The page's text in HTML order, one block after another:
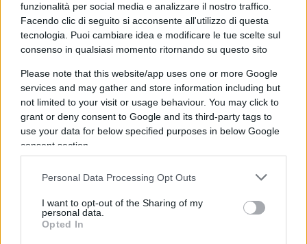
funzionalità per social media e analizzare il nostro traffico.
Facendo clic di seguito si acconsente all'utilizzo di questa
tecnologia. Puoi cambiare idea e modificare le tue scelte sul
consenso in qualsiasi momento ritornando su questo sito
Please note that this website/app uses one or more Google
services and may gather and store information including but
not limited to your visit or usage behaviour. You may click to
grant or deny consent to Google and its third-party tags to
use your data for below specified purposes in below Google
consent section.
Personal Data Processing Opt Outs
I want to opt-out of the Sharing of my
personal data.
Opted In
“L’impatto dell’impiego di truppe nordcoreane nel
teatro delle operazioni si allunga ben oltre il
campo di battaglia in Ucraina – spiega l’istituto
americano Studi di Guerra
– Probabilmente
Pyongyang spera che i suoi militari facciano
esperienza in una guerra contemporanea.
L’allineamento tra Corea del Nord e Russia
minaccia concretamente la stabilità della
penisola coreanae dell’intera regione Asia-
Pacifico”.